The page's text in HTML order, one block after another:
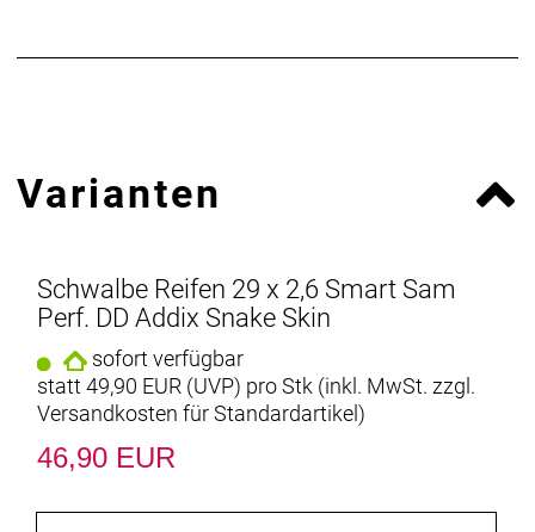
Varianten
Schwalbe Reifen 29 x 2,6 Smart Sam
Perf. DD Addix Snake Skin
sofort verfügbar
statt 49,90 EUR (UVP) pro Stk (inkl. MwSt. zzgl.
Versandkosten für Standardartikel)
46,90 EUR